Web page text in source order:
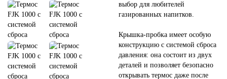
выбор для любителей
газированных напитков.
Крышка‑пробка имеет особую
конструкцию с системой сброса
давления: она состоит из двух
деталей и позволяет безопасно
открывать термос даже после